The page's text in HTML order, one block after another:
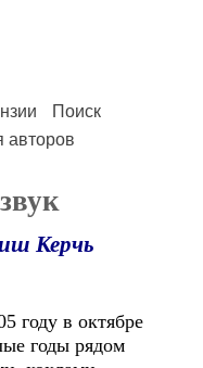
Поиск
авторов
Керчь
году в октябре
годы рядом